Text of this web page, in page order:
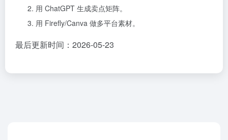
用 ChatGPT 生成卖点矩阵。
用 Firefly/Canva 做多平台素材。
最后更新时间：2026-05-23